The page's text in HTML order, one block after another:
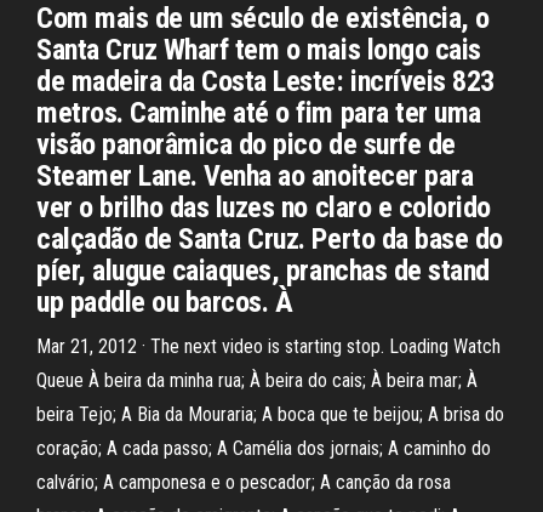
Com mais de um século de existência, o
Santa Cruz Wharf tem o mais longo cais
de madeira da Costa Leste: incríveis 823
metros. Caminhe até o fim para ter uma
visão panorâmica do pico de surfe de
Steamer Lane. Venha ao anoitecer para
ver o brilho das luzes no claro e colorido
calçadão de Santa Cruz. Perto da base do
píer, alugue caiaques, pranchas de stand
up paddle ou barcos. À
Mar 21, 2012 · The next video is starting stop. Loading Watch
Queue À beira da minha rua; À beira do cais; À beira mar; À
beira Tejo; A Bia da Mouraria; A boca que te beijou; A brisa do
coração; A cada passo; A Camélia dos jornais; A caminho do
calvário; A camponesa e o pescador; A canção da rosa